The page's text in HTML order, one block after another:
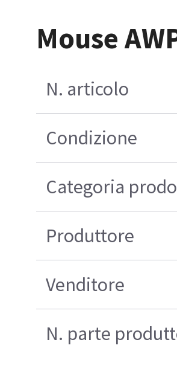
Mouse
N. articolo
Condizione
Categoria
Produttore
Venditore
N. parte